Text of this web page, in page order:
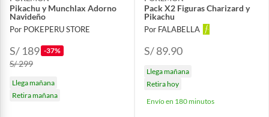
Pikachu y Munchlax Adorno
Navideño
Por POKEPERU STORE
S/ 189 -37%
S/ 299
Llega mañana
Retira mañana
Pack X2 Figuras Charizard y
Pikachu
Por FALABELLA
S/ 89.90
Llega mañana
Retira hoy
Envío en 180 minutos